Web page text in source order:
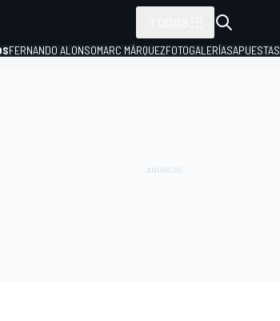
FERNANDO ALONSOMARC MÁRQUEZFOTOGALERÍASAPUESTAS